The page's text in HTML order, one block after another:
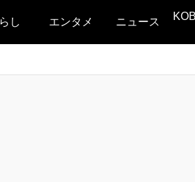
し エンタメ ニュース